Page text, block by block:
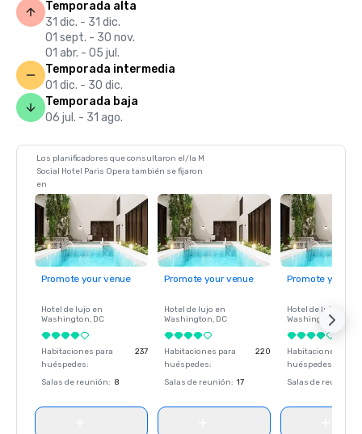
Temporada alta
31 dic. - 31 dic.
01 sept. - 30 nov.
01 abr. - 05 jul.
Temporada intermedia
01 dic. - 30 dic.
Temporada baja
06 jul. - 31 ago.
Los planificadores que consultaron el/la M
Social Hotel Paris Opera también se fijaron
en
Promote your venue
Hotel de lujo en
Washington, DC
Habitaciones para
huéspedes:
237
Salas de reunión: 8
Promote your venue
Hotel de lujo en
Washington, DC
Habitaciones para
huéspedes:
220
Salas de reunión: 17
Promote your
Hotel de lujo en
Washington
Habitaciones para
huéspedes
Salas de reunión